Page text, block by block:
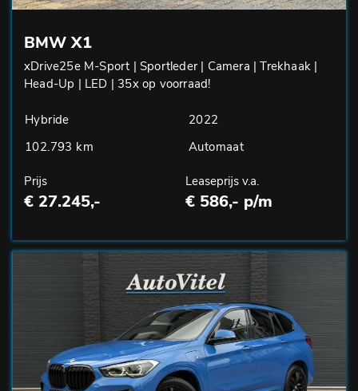
BMW X1
xDrive25e M-Sport | Sportleder | Camera | Trekhaak |
Head-Up | LED | 35x op voorraad!
Hybride
2022
102.793 km
Automaat
Prijs
€ 27.245,-
Leaseprijs v.a.
€ 586,- p/m